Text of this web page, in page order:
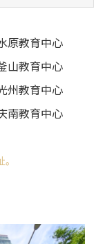
原教育中心
山教育中心
州教育中心
南教育中心